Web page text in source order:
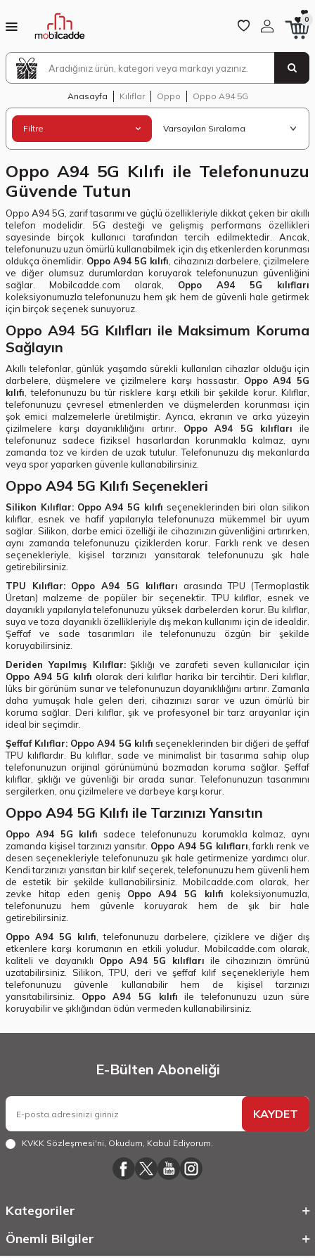
0
Anasayfa Kılıflar Oppo Oppo A94 5G
Filtre
Oppo A94 5G Kılıfı ile Telefonunuzu
Güvende Tutun
Oppo A94 5G, zarif tasarımı ve güçlü özellikleriyle dikkat çeken bir akıllı
telefon modelidir. 5G desteği ve gelişmiş performans özellikleri
sayesinde birçok kullanıcı tarafından tercih edilmektedir. Ancak,
telefonunuzu uzun ömürlü kullanabilmek için dış etkenlerden korunması
oldukça önemlidir. Oppo A94 5G kılıfı, cihazınızı darbelere, çizilmelere
ve diğer olumsuz durumlardan koruyarak telefonunuzun güvenliğini
sağlar. Mobilcadde.com olarak, Oppo A94 5G kılıfları
koleksiyonumuzla telefonunuzu hem şık hem de güvenli hale getirmek
için birçok seçenek sunuyoruz.
Oppo A94 5G Kılıfları ile Maksimum Koruma
Sağlayın
Akıllı telefonlar, günlük yaşamda sürekli kullanılan cihazlar olduğu için
darbelere, düşmelere ve çizilmelere karşı hassastır. Oppo A94 5G
kılıfı, telefonunuzu bu tür risklere karşı etkili bir şekilde korur. Kılıflar,
telefonunuzu çevresel etmenlerden ve düşmelerden korunması için
şok emici malzemelerle üretilmiştir. Ayrıca, ekranın ve arka yüzeyin
çizilmelere karşı dayanıklılığını artırır. Oppo A94 5G kılıfları ile
telefonunuz sadece fiziksel hasarlardan korunmakla kalmaz, aynı
zamanda toz ve kirden de uzak tutulur. Telefonunuzu dış mekanlarda
veya spor yaparken güvenle kullanabilirsiniz.
Oppo A94 5G Kılıfı Seçenekleri
Silikon Kılıflar: Oppo A94 5G kılıfı seçeneklerinden biri olan silikon
kılıflar, esnek ve hafif yapılarıyla telefonunuza mükemmel bir uyum
sağlar. Silikon, darbe emici özelliği ile cihazınızın güvenliğini artırırken,
aynı zamanda telefonunuzu çiziklerden korur. Farklı renk ve desen
seçenekleriyle, kişisel tarzınızı yansıtarak telefonunuzu şık hale
getirebilirsiniz.
TPU Kılıflar: Oppo A94 5G kılıfları arasında TPU (Termoplastik
Üretan) malzeme de popüler bir seçenektir. TPU kılıflar, esnek ve
dayanıklı yapılarıyla telefonunuzu yüksek darbelerden korur. Bu kılıflar,
suya ve toza dayanıklı özellikleriyle dış mekan kullanımı için de idealdir.
Şeffaf ve sade tasarımları ile telefonunuzu özgün bir şekilde
koruyabilirsiniz.
Deriden Yapılmış Kılıflar:Şıklığı ve zarafeti seven kullanıcılar için
Oppo A94 5G kılıfı olarak deri kılıflar harika bir tercihtir. Deri kılıflar,
lüks bir görünüm sunar ve telefonunuzun dayanıklılığını artırır. Zamanla
daha yumuşak hale gelen deri, cihazınızı sarar ve uzun ömürlü bir
koruma sağlar. Deri kılıflar, şık ve profesyonel bir tarz arayanlar için
ideal bir seçimdir.
Şeffaf Kılıflar: Oppo A94 5G kılıfı seçeneklerinden bir diğeri de şeffaf
TPU kılıflardır. Bu kılıflar, sade ve minimalist bir tasarıma sahip olup
telefonunuzun orijinal görünümünü bozmadan koruma sağlar. Şeffaf
kılıflar, şıklığı ve güvenliği bir arada sunar. Telefonunuzun tasarımını
sergilerken, onu çizilmelere ve darbeye karşı korur.
Oppo A94 5G Kılıfı ile Tarzınızı Yansıtın
Oppo A94 5G kılıfı sadece telefonunuzu korumakla kalmaz, aynı
zamanda kişisel tarzınızı yansıtır. Oppo A94 5G kılıfları, farklı renk ve
desen seçenekleriyle telefonunuzu şık hale getirmenize yardımcı olur.
Kendi tarzınızı yansıtan bir kılıf seçerek, telefonunuzu hem güvenli hem
de estetik bir şekilde kullanabilirsiniz. Mobilcadde.com olarak, her
zevke hitap eden geniş Oppo A94 5G kılıfı koleksiyonumuzla,
telefonunuzu hem güvenle koruyarak hem de şık bir hale
getirebilirsiniz.
Oppo A94 5G kılıfı, telefonunuzu darbelere, çiziklere ve diğer dış
etkenlere karşı korumanın en etkili yoludur. Mobilcadde.com olarak,
kaliteli ve dayanıklı Oppo A94 5G kılıfları ile cihazınızın ömrünü
uzatabilirsiniz. Silikon, TPU, deri ve şeffaf kılıf seçenekleriyle hem
telefonunuzu güvenle kullanabilir hem de kişisel tarzınızı
yansıtabilirsiniz. Oppo A94 5G kılıfı ile telefonunuzu uzun süre
koruyabilir ve şıklığından ödün vermeden kullanabilirsiniz.
E-Bülten Aboneliği
KAYDET
KVKK Sözleşmesi'ni, Okudum, Kabul Ediyorum.
Kategoriler
Önemli Bilgiler